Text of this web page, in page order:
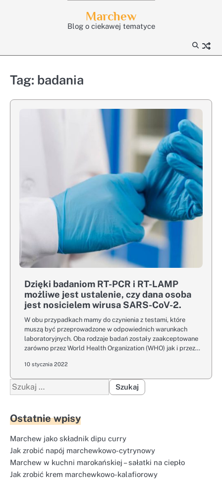
Marchew
Blog o ciekawej tematyce
Tag: badania
Dzięki badaniom RT-PCR i RT-LAMP
możliwe jest ustalenie, czy dana osoba
jest nosicielem wirusa SARS-CoV-2.
W obu przypadkach mamy do czynienia z testami, które
muszą być przeprowadzone w odpowiednich warunkach
laboratoryjnych. Oba rodzaje badań zostały zaakceptowane
zarówno przez World Health Organization (WHO) jak i przez…
10 stycznia 2022
Szukaj:
Ostatnie wpisy
Marchew jako składnik dipu curry
Jak zrobić napój marchewkowo-cytrynowy
Marchew w kuchni marokańskiej – sałatki na ciepło
Jak zrobić krem marchewkowo-kalafiorowy